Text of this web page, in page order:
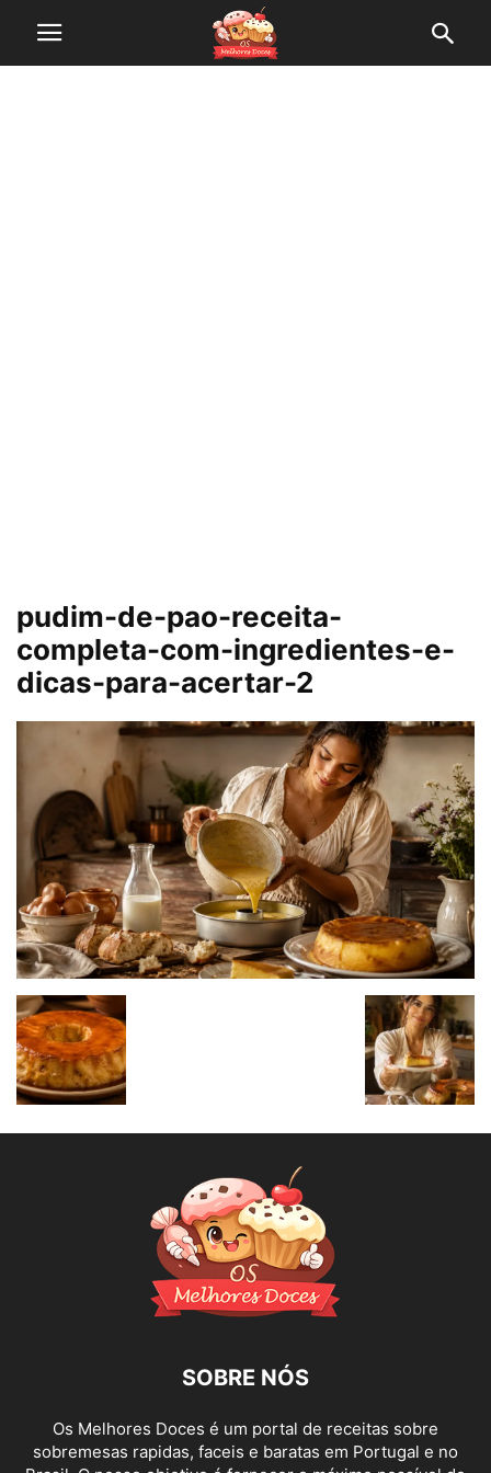
pudim-de-pao-receita-
completa-com-ingredientes-e-
dicas-para-acertar-2
SOBRE NÓS
Os Melhores Doces é um portal de receitas sobre
sobremesas rapidas, faceis e baratas em Portugal e no